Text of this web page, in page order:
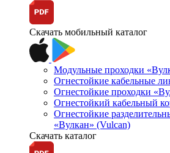
Скачать мобильный каталог
Модульные проходки
Огнестойкие кабельные
Огнестойкие проходки
Огнестойкий кабельный
Огнестойкие
«Вулкан» (Vulcan)
Скачать каталог